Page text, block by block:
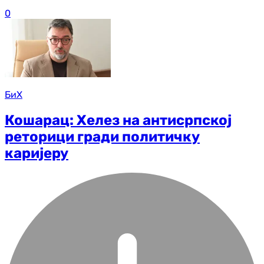
0
БиХ
Кошарац: Хелез на антисрпској
реторици гради политичку
каријеру